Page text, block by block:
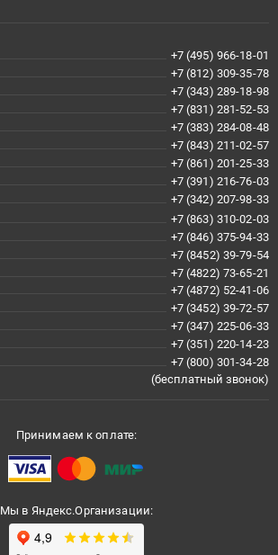
+7 (495) 966-18-01
+7 (812) 309-35-78
+7 (343) 289-18-98
+7 (831) 281-52-53
+7 (383) 284-08-48
+7 (843) 211-02-57
+7 (861) 201-25-33
+7 (391) 216-76-03
+7 (342) 207-98-33
+7 (863) 310-02-03
+7 (846) 375-94-33
+7 (8452) 39-79-54
+7 (4822) 73-65-21
+7 (4872) 52-41-06
+7 (3452) 39-72-57
+7 (347) 225-06-33
+7 (351) 220-14-23
+7 (800) 301-34-28
(бесплатный звонок)
Принимаем к оплате:
Мы в Яндекс.Организации: